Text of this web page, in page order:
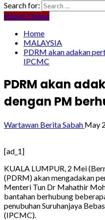
Search for:
Watch Online
Home
MALAYSIA
PDRM akan adakan
IPCMC
PDRM akan
dengan PM
Wartawan Berita Sabah May
[ad_1]
KUALA LUMPUR, 2 Mei
(PDRM) akan mengadakan
Menteri Tun Dr Mahathir
bantahan berhubung
penubuhan Suruhanjaya
(IPCMC).